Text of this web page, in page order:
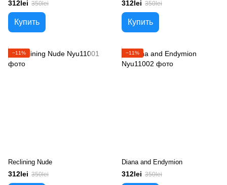
312lei 350lei
Купить
312lei 350lei
Купить
−11%
Reclining Nude
312lei 350lei
−11%
Diana and Endymion
312lei 350lei